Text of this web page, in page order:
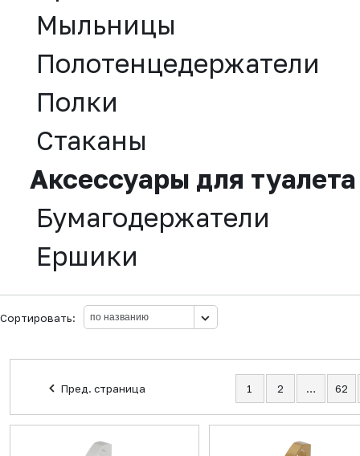
Мыльницы
Полотенцедержатели
Полки
Стаканы
Аксессуары для туалета
Бумагодержатели
Ершики
Сортировать:
Пред. страница 1 2 … 62